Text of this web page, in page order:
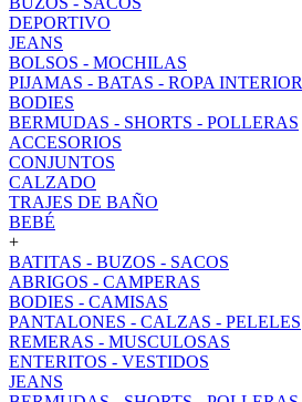
DEPORTIVO
JEANS
BOLSOS - MOCHILAS
PIJAMAS - BATAS - ROPA INTERIOR
BODIES
BERMUDAS - SHORTS - POLLERAS
ACCESORIOS
CONJUNTOS
CALZADO
TRAJES DE BAÑO
BEBÉ
+
BATITAS - BUZOS - SACOS
ABRIGOS - CAMPERAS
BODIES - CAMISAS
PANTALONES - CALZAS - PELELES
REMERAS - MUSCULOSAS
ENTERITOS - VESTIDOS
JEANS